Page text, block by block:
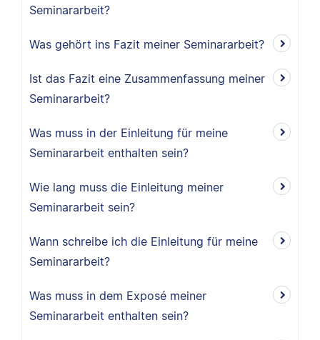
Seminararbeit?
Was gehört ins Fazit meiner Seminararbeit?
Ist das Fazit eine Zusammenfassung meiner
Seminararbeit?
Was muss in der Einleitung für meine
Seminararbeit enthalten sein?
Wie lang muss die Einleitung meiner
Seminararbeit sein?
Wann schreibe ich die Einleitung für meine
Seminararbeit?
Was muss in dem Exposé meiner
Seminararbeit enthalten sein?